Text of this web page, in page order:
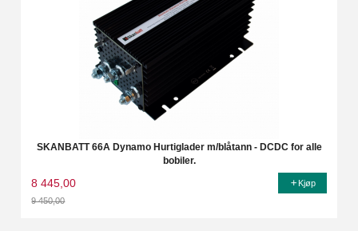
SKANBATT 66A Dynamo Hurtiglader m/blåtann - DCDC for alle
bobiler.
8 445,00
9 450,00
Kjøp